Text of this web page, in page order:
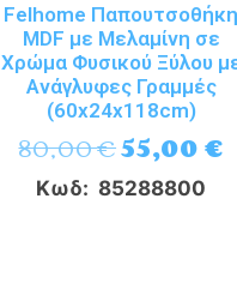
Felhome Παπουτσοθήκη
MDF με Μελαμίνη σε
Χρώμα Φυσικού Ξύλου
Ανάγλυφες Γραμμές
(60x24x118cm)
80,00€55,00€
Κωδ: 85288800